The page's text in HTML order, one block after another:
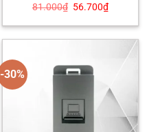
81.000₫ Giá
là:
56.700₫Giá
hiện
tại
56.700₫.
-30%